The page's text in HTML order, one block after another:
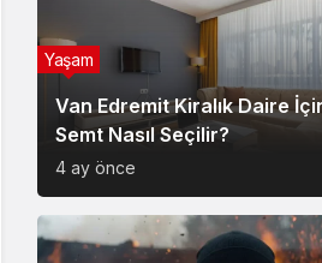
Van Edremit Kiralık Daire
Semt Nasıl Seçilir?
4 ay önce
Yaşam